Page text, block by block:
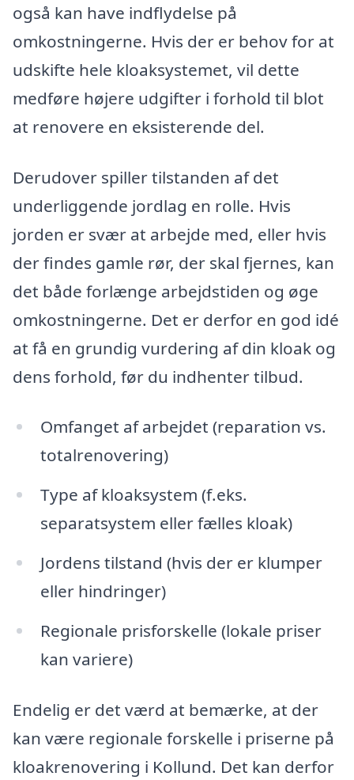
også kan have indflydelse på
omkostningerne. Hvis der er behov for at
udskifte hele kloaksystemet, vil dette
medføre højere udgifter i forhold til blot
at renovere en eksisterende del.
Derudover spiller tilstanden af det
underliggende jordlag en rolle. Hvis
jorden er svær at arbejde med, eller hvis
der findes gamle rør, der skal fjernes, kan
det både forlænge arbejdstiden og øge
omkostningerne. Det er derfor en god idé
at få en grundig vurdering af din kloak og
dens forhold, før du indhenter tilbud.
Omfanget af arbejdet (reparation vs.
totalrenovering)
Type af kloaksystem (f.eks.
separatsystem eller fælles kloak)
Jordens tilstand (hvis der er klumper
eller hindringer)
Regionale prisforskelle (lokale priser
kan variere)
Endelig er det værd at bemærke, at der
kan være regionale forskelle i priserne på
kloakrenovering i Kollund. Det kan derfor